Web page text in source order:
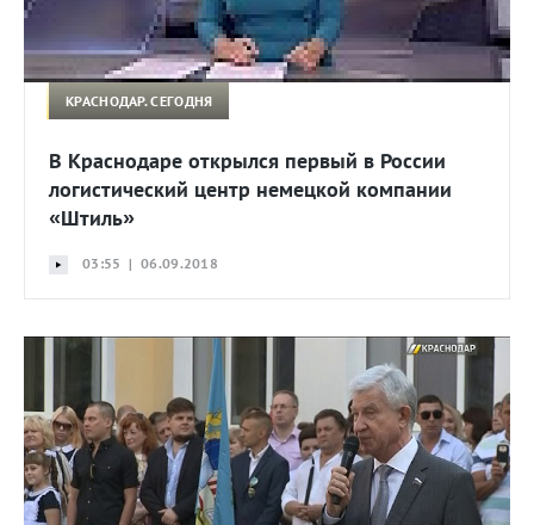
КРАСНОДАР. СЕГОДНЯ
В Краснодаре открылся первый в России
логистический центр немецкой компании
«Штиль»
03:55 | 06.09.2018